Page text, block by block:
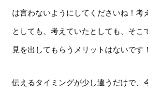
は言わないようにしてくださいね！考
としても、考えていたとしても、そこ
見を出してもらうメリットはないです！
伝えるタイミングが少し違うだけで、